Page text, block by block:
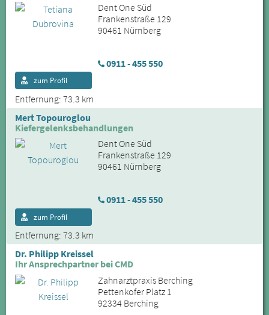
Dent One Süd
Frankenstraße 129
90461 Nürnberg
0911 - 455 550
Entfernung: 73.3 km
zum Profil
Mert Topouroglou
Kiefergelenksbehandlungen
Dent One Süd
Frankenstraße 129
90461 Nürnberg
0911 - 455 550
Entfernung: 73.3 km
zum Profil
Dr. Philipp Kreissel
Ihr Ansprechpartner bei CMD
Zahnarztpraxis Berching
Pettenkofer Platz 1
92334 Berching